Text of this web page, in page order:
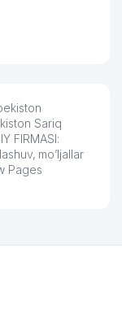
Sariq
FIRMASI:
mo’ljallar
Pages